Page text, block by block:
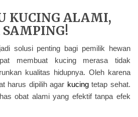
KUCING ALAMI,
SAMPING!
solusi penting bagi pemilik hewan
membuat kucing merasa tidak
kualitas hidupnya. Oleh karena
harus dipilih agar kucingtetap sehat.
obat alami yang efektif tanpa efek